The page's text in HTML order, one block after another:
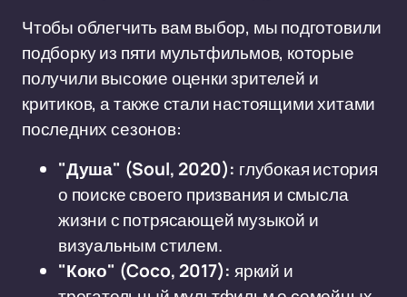
Чтобы облегчить вам выбор, мы подготовили
подборку из пяти мультфильмов, которые
получили высокие оценки зрителей и
критиков, а также стали настоящими хитами
последних сезонов:
"Душа" (Soul, 2020): глубокая история
о поиске своего призвания и смысла
жизни с потрясающей музыкой и
визуальным стилем.
"Коко" (Coco, 2017): яркий и